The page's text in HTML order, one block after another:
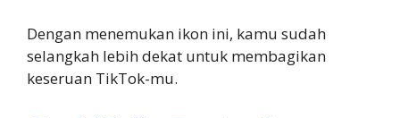
Dengan menemukan ikon ini, kamu sudah
selangkah lebih dekat untuk membagikan
keseruan TikTok-mu.